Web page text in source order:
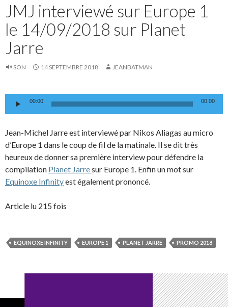
JMJ interviewé sur Europe 1
le 14/09/2018 sur Planet
Jarre
SON 14 SEPTEMBRE 2018 JEANBATMAN
Lecteur00:00 00:00
Jean-Michel Jarre est interviewé par Nikos Aliagas au micro
d’Europe 1 dans le coup de fil de la matinale. Il se dit très
heureux de donner sa première interview pour défendre la
compilation Planet Jarresur Europe 1. Enfin un mot sur
Equinoxe Infinityest également prononcé.
Article lu 215 fois
EQUINOXE INFINITY EUROPE 1 PLANET JARRE PROMO 2018